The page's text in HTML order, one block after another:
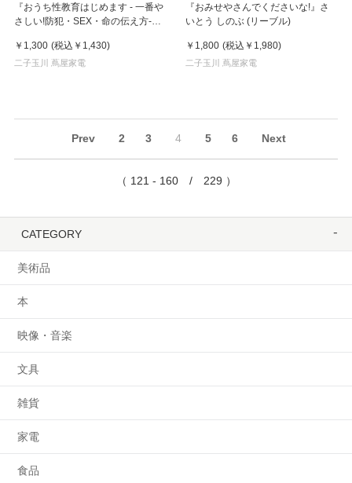
『おうち性教育はじめます - 一番や
さしい!防犯・SEX・命の伝え方-』
(KADOKAWA)
￥1,300 (税込 ￥1,430)
二子玉川 蔦屋家電
『おみせやさんでくださいな!』さ
いとう しのぶ (リーブル)
￥1,800 (税込 ￥1,980)
二子玉川 蔦屋家電
Prev 2 3 4 5 6 Next
（ 121 - 160 / 229 ）
CATEGORY
美術品
本
映像・音楽
文具
雑貨
家電
食品